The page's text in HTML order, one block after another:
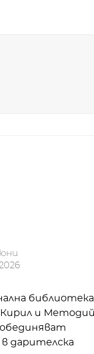
юни
библиотека
Кирил и
в дарителска